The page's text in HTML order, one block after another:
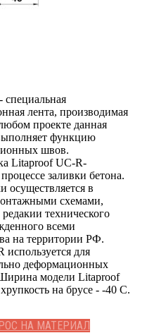
лента, производимая
проекте данная
функцию
швов.
Litaproof UC-R-
заливки бетона.
в
схемами,
технического
всеми
на территории РФ.
для
деформационных
модели Litaproof
на брусе - -40 С.
НА МАТЕРИАЛ